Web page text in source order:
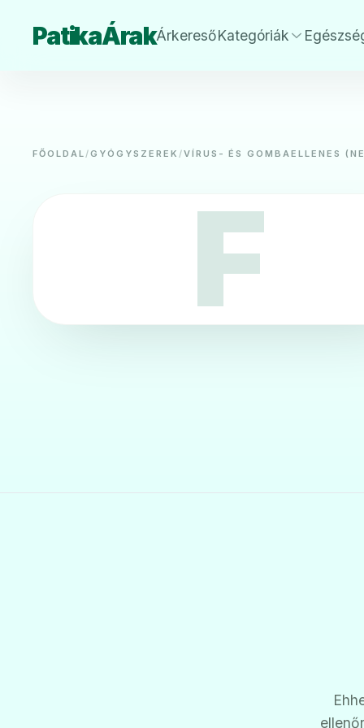
PatikaÁrakÁrkeresőKategóriák
FŐOLDAL/GYÓGYSZEREK /VÍRUS- ÉS GOMBAELLENES
F